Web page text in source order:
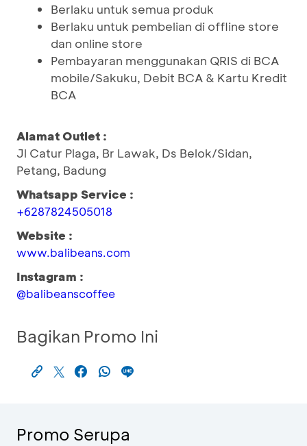
Berlaku untuk semua produk
Berlaku untuk pembelian di offline store
dan online store
Pembayaran menggunakan QRIS di BCA
mobile/Sakuku, Debit BCA & Kartu Kredit
BCA
Alamat Outlet :
Jl Catur Plaga, Br Lawak, Ds Belok/Sidan,
Petang, Badung
Whatsapp Service :
+6287824505018
Website :
www.balibeans.com
Instagram :
@balibeanscoffee
Bagikan Promo Ini
Promo Serupa